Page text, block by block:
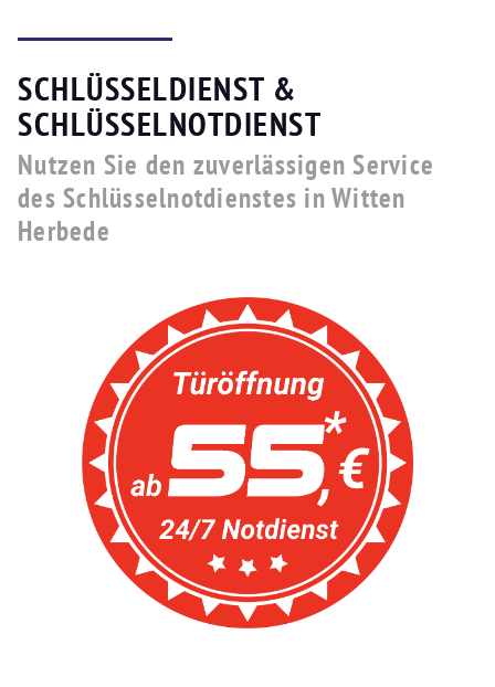
SCHLÜSSELDIENST &
SCHLÜSSELNOTDIENST
Nutzen Sie den zuverlässigen Service
des Schlüsselnotdienstes in Witten
Herbede